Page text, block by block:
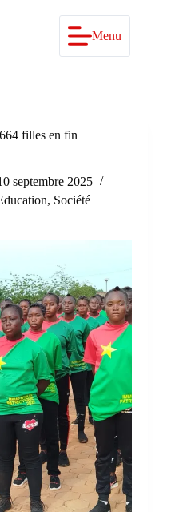
Menu
filles en fin
septembre 2025
, Société